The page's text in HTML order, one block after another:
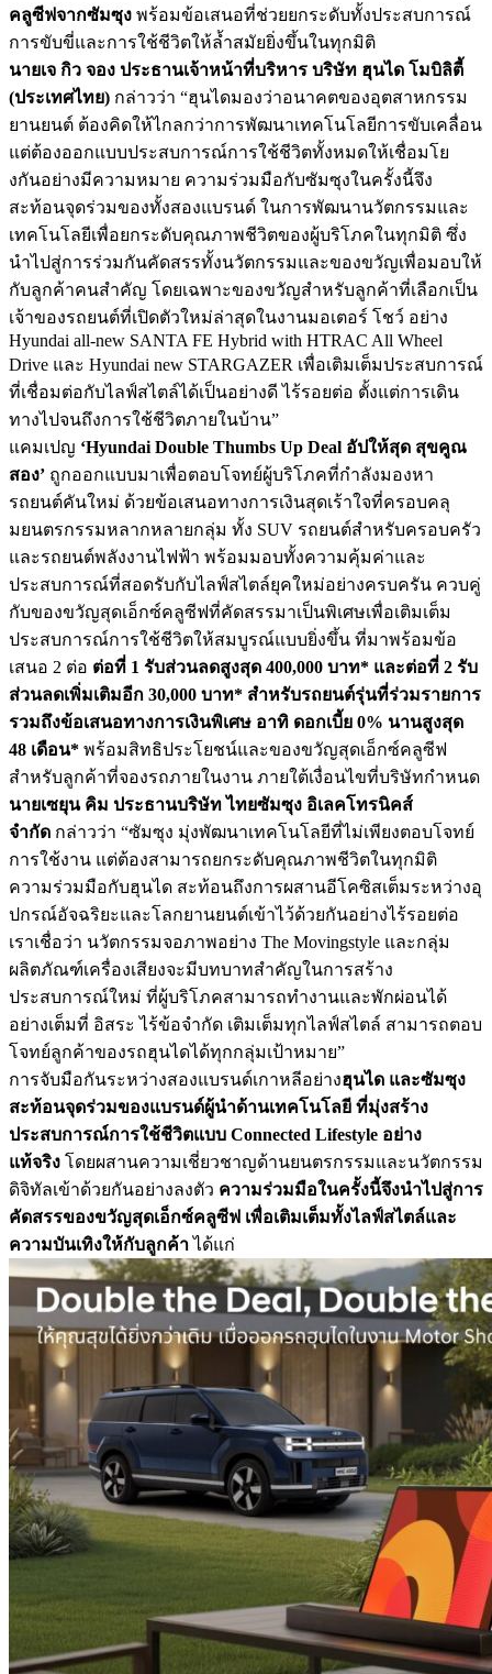
คลูซีฟจากซัมซุง พร้อมข้อเสนอที่ช่วยยกระดับทั้งประสบการณ์
การขับขี่และการใช้ชีวิตให้ล้ำสมัยยิ่งขึ้นในทุกมิติ
นายเจ กิว จอง ประธานเจ้าหน้าที่บริหาร บริษัท ฮุนได โมบิลิตี้
(ประเทศไทย) กล่าวว่า “ฮุนไดมองว่าอนาคตของอุตสาหกรรม
ยานยนต์ ต้องคิดให้ไกลกว่าการพัฒนาเทคโนโลยีการขับเคลื่อน
แต่ต้องออกแบบประสบการณ์การใช้ชีวิตทั้งหมดให้เชื่อมโย
งกันอย่างมีความหมาย ความร่วมมือกับซัมซุงในครั้งนี้จึง
สะท้อนจุดร่วมของทั้งสองแบรนด์ ในการพัฒนานวัตกรรมและ
เทคโนโลยีเพื่อยกระดับคุณภาพชีวิตของผู้บริโภคในทุกมิติ ซึ่ง
นำไปสู่การร่วมกันคัดสรรทั้งนวัตกรรมและของขวัญเพื่อมอบให้
กับลูกค้าคนสำคัญ โดยเฉพาะของขวัญสำหรับลูกค้าที่เลือกเป็น
เจ้าของรถยนต์ที่เปิดตัวใหม่ล่าสุดในงานมอเตอร์ โชว์ อย่าง
Hyundai all-new SANTA FE Hybrid with HTRAC All Wheel
Drive และ Hyundai new STARGAZER เพื่อเติมเต็มประสบการณ์
ที่เชื่อมต่อกับไลฟ์สไตล์ได้เป็นอย่างดี ไร้รอยต่อ ตั้งแต่การเดิน
ทางไปจนถึงการใช้ชีวิตภายในบ้าน”
แคมเปญ ‘Hyundai Double Thumbs Up Deal อัปให้สุด สุขคูณ
สอง’ ถูกออกแบบมาเพื่อตอบโจทย์ผู้บริโภคที่กำลังมองหา
รถยนต์คันใหม่ ด้วยข้อเสนอทางการเงินสุดเร้าใจที่ครอบคลุ
มยนตรกรรมหลากหลายกลุ่ม ทั้ง SUV รถยนต์สำหรับครอบครัว
และรถยนต์พลังงานไฟฟ้า พร้อมมอบทั้งความคุ้มค่าและ
ประสบการณ์ที่สอดรับกับไลฟ์สไตล์ยุคใหม่อย่างครบครัน ควบคู่
กับของขวัญสุดเอ็กซ์คลูซีฟที่คัดสรรมาเป็นพิเศษเพื่อเติมเต็ม
ประสบการณ์การใช้ชีวิตให้สมบูรณ์แบบยิ่งขึ้น ที่มาพร้อมข้อ
เสนอ 2 ต่อ ต่อที่ 1 รับส่วนลดสูงสุด 400,000 บาท* และต่อที่ 2 รับ
ส่วนลดเพิ่มเติมอีก 30,000 บาท* สำหรับรถยนต์รุ่นที่ร่วมรายการ
รวมถึงข้อเสนอทางการเงินพิเศษ อาทิ ดอกเบี้ย 0% นานสูงสุด
48 เดือน* พร้อมสิทธิประโยชน์และของขวัญสุดเอ็กซ์คลูซีฟ
สำหรับลูกค้าที่จองรถภายในงาน ภายใต้เงื่อนไขที่บริษัทกำหนด
นายเซยุน คิม ประธานบริษัท ไทยซัมซุง อิเลคโทรนิคส์
จำกัด กล่าวว่า “ซัมซุง มุ่งพัฒนาเทคโนโลยีที่ไม่เพียงตอบโจทย์
การใช้งาน แต่ต้องสามารถยกระดับคุณภาพชีวิตในทุกมิติ
ความร่วมมือกับฮุนได สะท้อนถึงการผสานอีโคซิสเต็มระหว่างอุ
ปกรณ์อัจฉริยะและโลกยานยนต์เข้าไว้ด้วยกันอย่างไร้รอยต่อ
เราเชื่อว่า นวัตกรรมจอภาพอย่าง The Movingstyle และกลุ่ม
ผลิตภัณฑ์เครื่องเสียงจะมีบทบาทสำคัญในการสร้าง
ประสบการณ์ใหม่ ที่ผู้บริโภคสามารถทำงานและพักผ่อนได้
อย่างเต็มที่ อิสระ ไร้ข้อจำกัด เติมเต็มทุกไลฟ์สไตล์ สามารถตอบ
โจทย์ลูกค้าของรถฮุนไดได้ทุกกลุ่มเป้าหมาย”
การจับมือกันระหว่างสองแบรนด์เกาหลีอย่างฮุนได และซัมซุง
สะท้อนจุดร่วมของแบรนด์ผู้นำด้านเทคโนโลยี ที่มุ่งสร้าง
ประสบการณ์การใช้ชีวิตแบบ Connected Lifestyle อย่าง
แท้จริง โดยผสานความเชี่ยวชาญด้านยนตรกรรมและนวัตกรรม
ดิจิทัลเข้าด้วยกันอย่างลงตัว ความร่วมมือในครั้งนี้จึงนำไปสู่การ
คัดสรรของขวัญสุดเอ็กซ์คลูซีฟ เพื่อเติมเต็มทั้งไลฟ์สไตล์และ
ความบันเทิงให้กับลูกค้าได้แก่